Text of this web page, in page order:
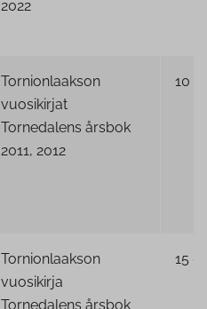
2022
Tornionlaakson
vuosikirjat
Tornedalens årsbok
2011, 2012
10 €
Tornionlaakson
vuosikirja
Tornedalens årsbok
15 €